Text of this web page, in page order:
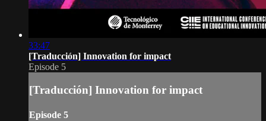
33:47
[Traducción] Innovation for impact
Episode 5
[Traducción] Innovation for impact
Episode 5